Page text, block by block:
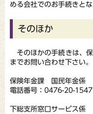
める会社でのお手続きとな
そのほか
そのほかの手続きは、
までお問い合わせ下さい。
保険年金課 国民年金係
電話番号：0476-20-1547
下総支所窓口サービス係